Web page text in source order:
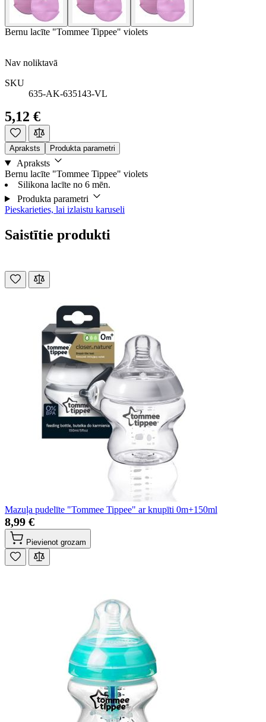
Bernu lacīte "Tommee Tippee" violets
Nav noliktavā
SKU
635-AK-635143-VL
5,12 €
Apraksts Produkta parametri
Apraksts
Bernu lacīte "Tommee Tippee" violets
Silikona lacīte no 6 mēn.
Produkta parametri
Pieskarieties, lai izlaistu karuseli
Saistītie produkti
Mazuļa pudelīte "Tommee Tippee" ar knupīti 0m+150ml
8,99 €
Pievienot grozam